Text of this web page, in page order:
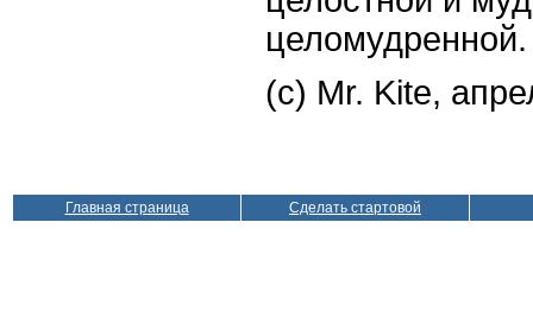
целомудренной.
(с) Mr. Kite,
Главная страница Сделать стартовой